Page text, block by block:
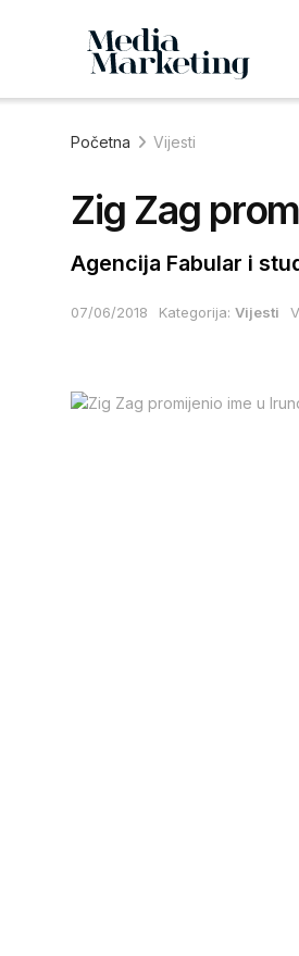
Početna Vijesti
Zig Zag
Agencija Fabular i
07/06/2018 Kategorija: Vijesti